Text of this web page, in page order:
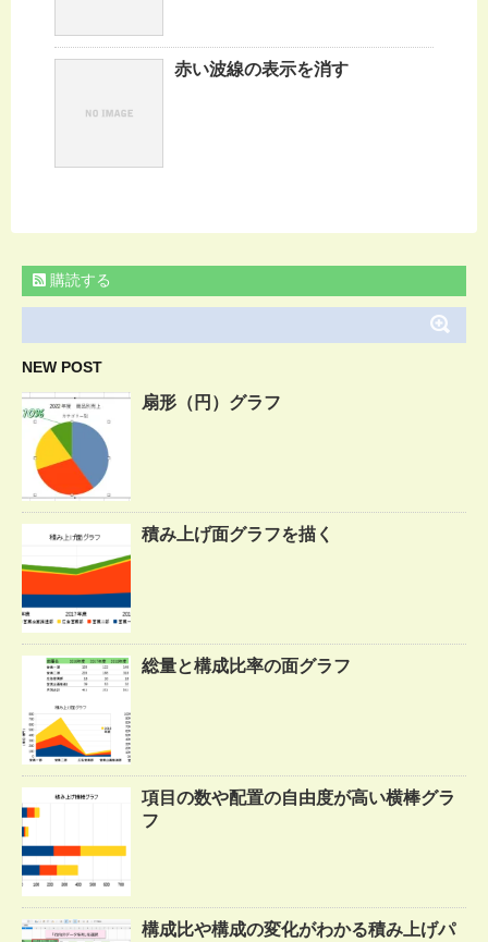
赤い波線の表示を消す
購読する
NEW POST
扇形（円）グラフ
積み上げ面グラフを描く
総量と構成比率の面グラフ
項目の数や配置の自由度が高い横棒グラ
フ
構成比や構成の変化がわかる積み上げパ